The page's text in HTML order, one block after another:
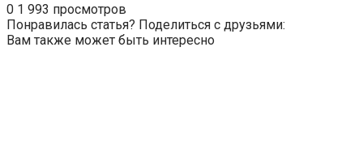
0 1 993 просмотров
Понравилась статья? Поделиться с друзьями:
Вам также может быть интересно